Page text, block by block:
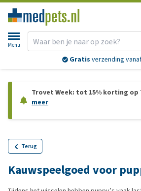
Menu
Gratis verzending
Trovet Week: tot 15% korting op
meer
Terug
Kauwspeelgoed voor